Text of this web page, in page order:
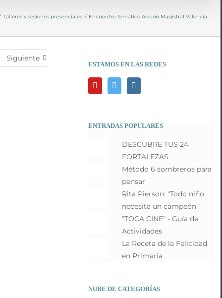
Talleres y sesiones presenciales / Encuentro Temático Acción Magistral Valencia
Siguiente
ESTAMOS EN LAS REDES
ENTRADAS POPULARES
DESCUBRE TUS 24
FORTALEZAS
Método 6 sombreros para
pensar
Rita Pierson: "Todo niño
necesita un campeón"
"TOCA CINE" - Guía de
Actividades
La Receta de la Felicidad
en Primaria
NUBE DE CATEGORÍAS